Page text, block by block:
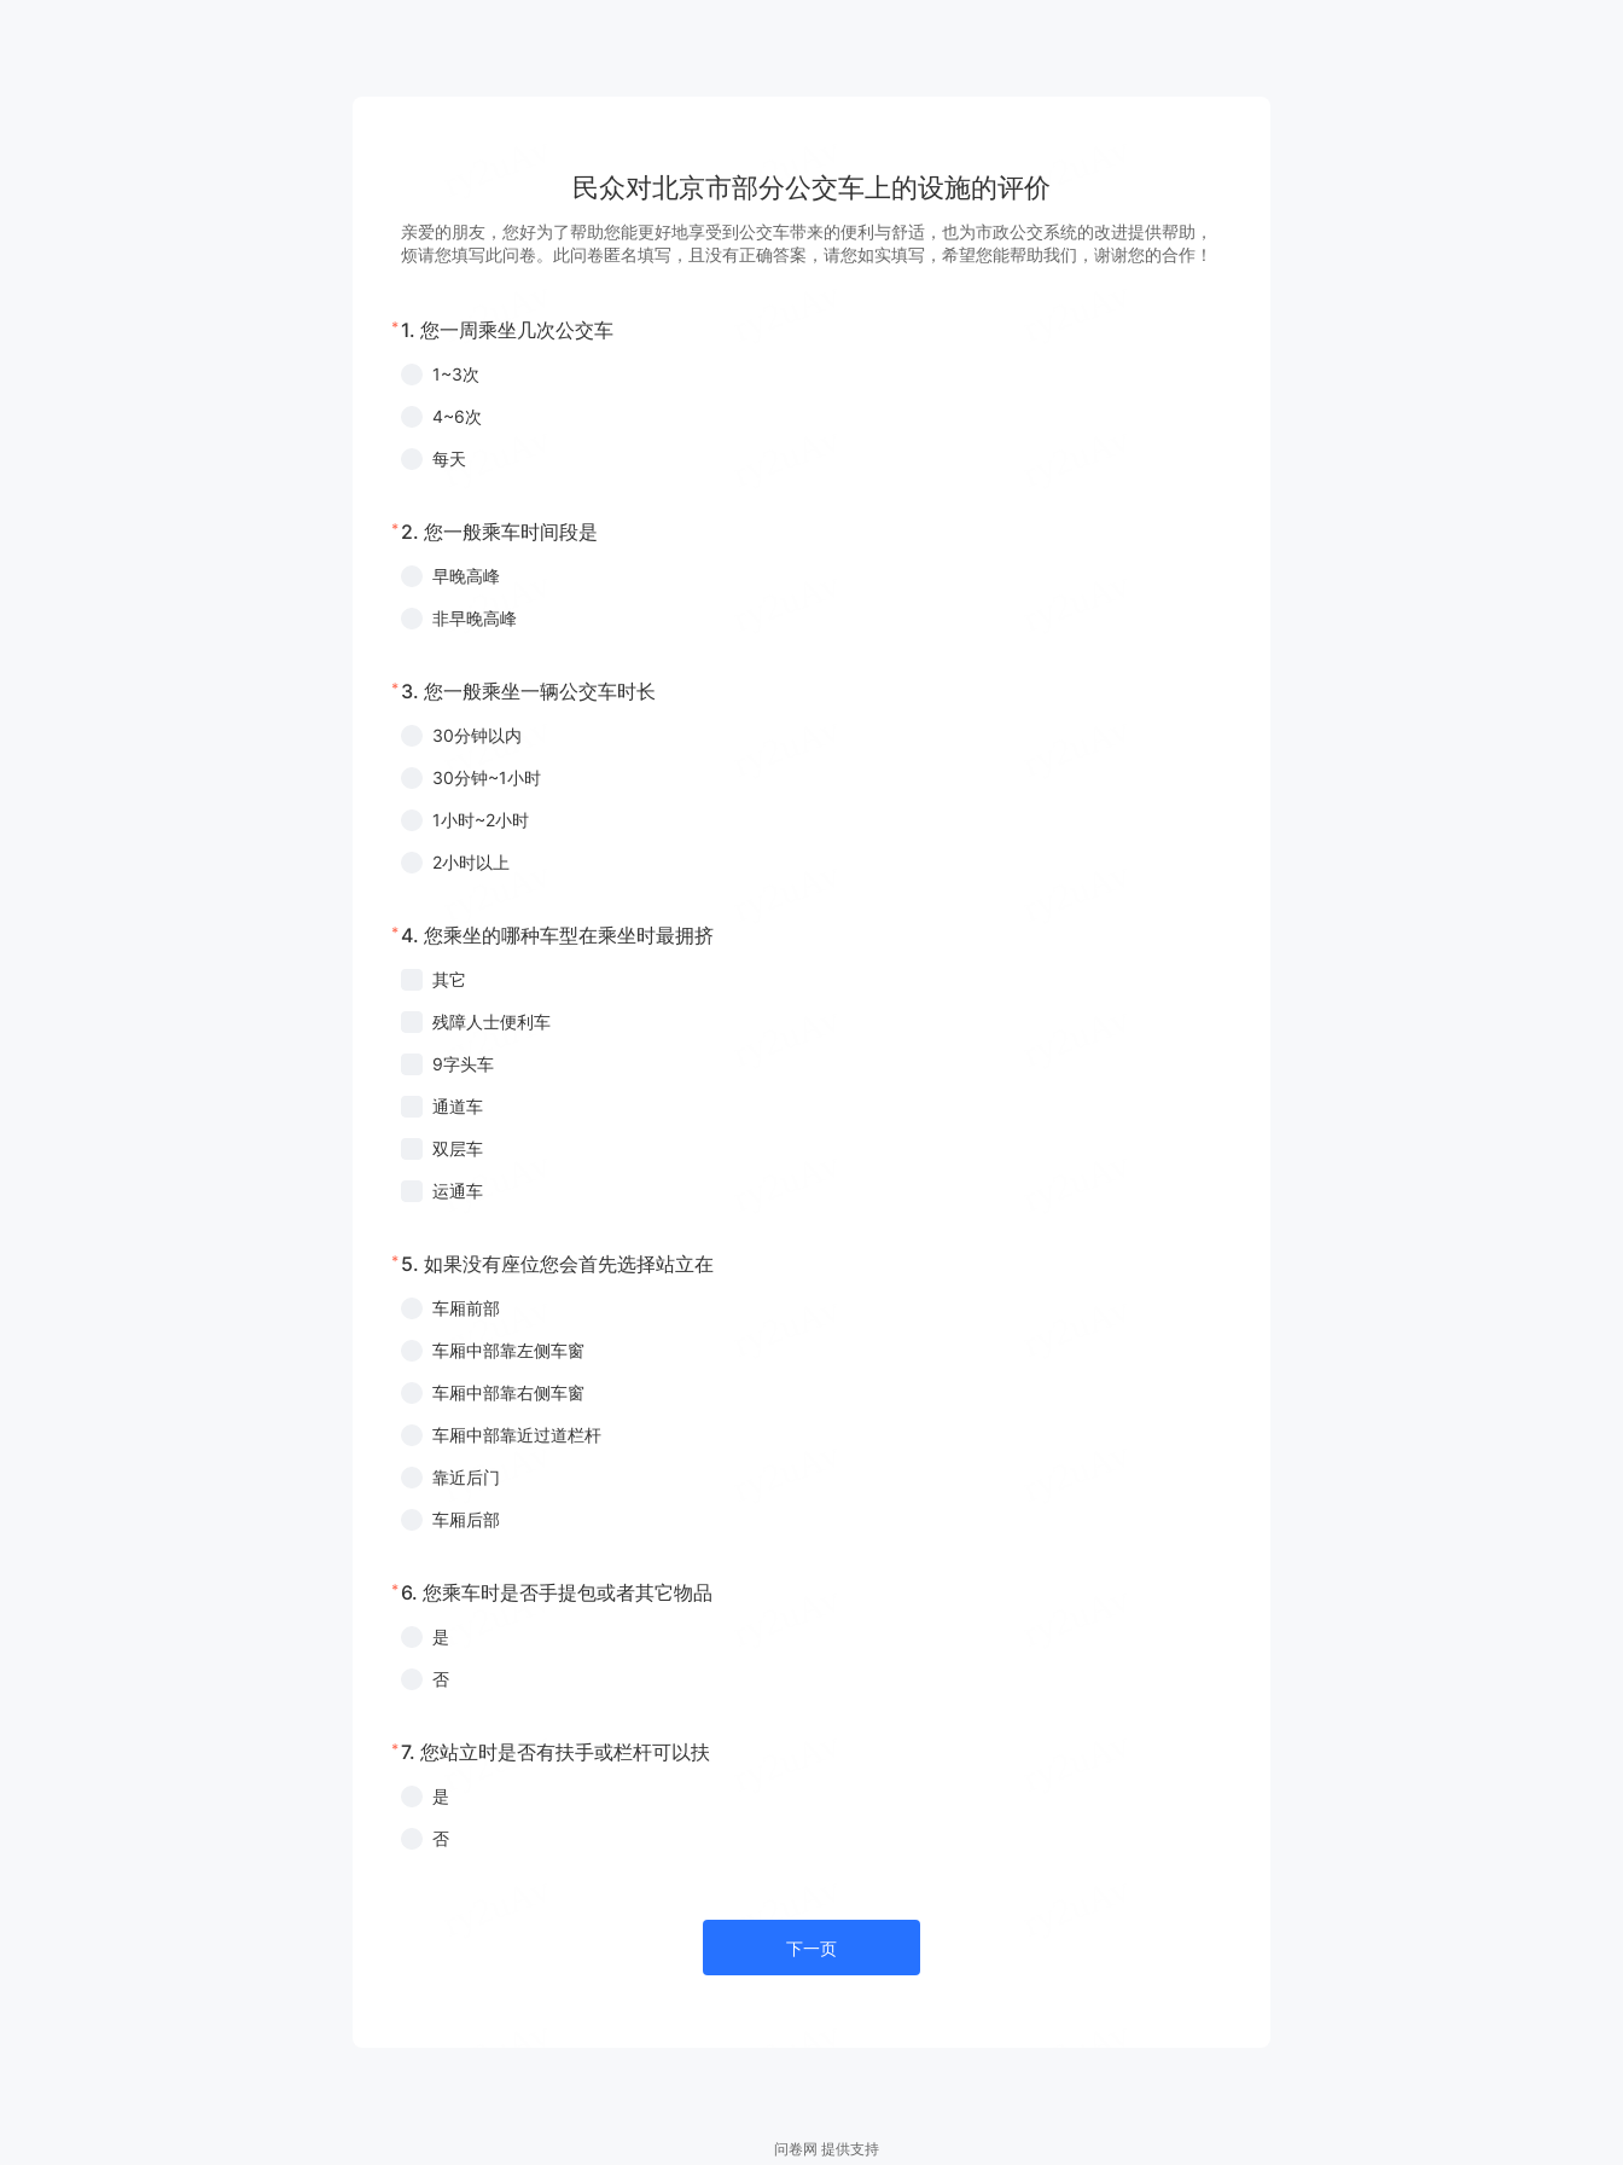
民众对北京市部分公交车上的设施的评价
亲爱的朋友，您好为了帮助您能更好地享受到公交车带来的便利与舒适，也为市政公交系统的改进提供帮助，
烦请您填写此问卷。此问卷匿名填写，且没有正确答案，请您如实填写，希望您能帮助我们，谢谢您的合作！
* 1. 您一周乘坐几次公交车
1~3次
4~6次
每天
* 2. 您一般乘车时间段是
早晚高峰
非早晚高峰
* 3. 您一般乘坐一辆公交车时长
30分钟以内
30分钟~1小时
1小时~2小时
2小时以上
* 4. 您乘坐的哪种车型在乘坐时最拥挤
其它
残障人士便利车
9字头车
通道车
双层车
运通车
* 5. 如果没有座位您会首先选择站立在
车厢前部
车厢中部靠左侧车窗
车厢中部靠右侧车窗
车厢中部靠近过道栏杆
靠近后门
车厢后部
* 6. 您乘车时是否手提包或者其它物品
是
否
*7. 您站立时是否有扶手或栏杆可以扶
是
否
下一页
问卷网 提供支持